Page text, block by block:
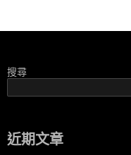
搜尋
近期文章